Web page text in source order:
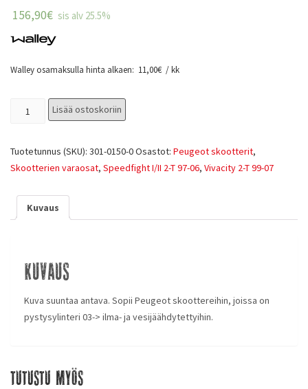
156,90€ sis alv 25.5%
Walley osamaksulla hinta alkaen: 11,00€ / kk
Lisää ostoskoriin
Tuotetunnus (SKU): 301-0150-0Osastot: Peugeot skootterit,
Skootterien varaosat, Speedfight I/II 2-T 97-06, Vivacity 2-T 99-07
Kuvaus
Kuvaus
Kuva suuntaa antava. Sopii Peugeot skoottereihin, joissa on
pystysylinteri 03-> ilma- ja vesijäähdytettyihin.
Tutustu myös